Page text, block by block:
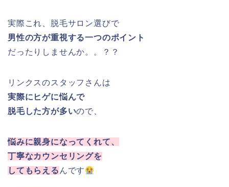
実際これ、脱毛サロン選びで
男性の方が重視する一つのポイント
だったりしませんか。。？？
リンクスのスタッフさんは
実際にヒゲに悩んで
脱毛した方が多いので、
悩みに親身になってくれて、
丁寧なカウンセリングを
してもらえる んです